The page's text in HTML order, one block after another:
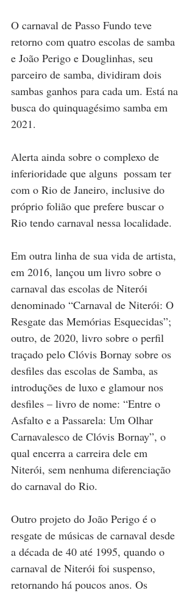
O carnaval de Passo Fundo teve
retorno com quatro escolas de samba
e João Perigo e Douglinhas, seu
parceiro de samba, dividiram dois
sambas ganhos para cada um. Está na
busca do quinquagésimo samba em
2021.
Alerta ainda sobre o complexo de
inferioridade que alguns  possam ter
com o Rio de Janeiro, inclusive do
próprio folião que prefere buscar o
Rio tendo carnaval nessa localidade.
Em outra linha de sua vida de artista,
em 2016, lançou um livro sobre o
carnaval das escolas de Niterói
denominado “Carnaval de Niterói: O
Resgate das Memórias Esquecidas”;
outro, de 2020, livro sobre o perfil
traçado pelo Clóvis Bornay sobre os
desfiles das escolas de Samba, as
introduções de luxo e glamour nos
desfiles – livro de nome: “Entre o
Asfalto e a Passarela: Um Olhar
Carnavalesco de Clóvis Bornay”, o
qual encerra a carreira dele em
Niterói, sem nenhuma diferenciação
do carnaval do Rio.
Outro projeto do João Perigo é o
resgate de músicas de carnaval desde
a década de 40 até 1995, quando o
carnaval de Niterói foi suspenso,
retornando há poucos anos. Os